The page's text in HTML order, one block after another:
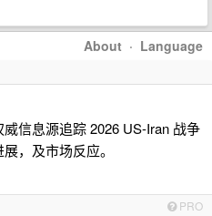
About · Language
威信息源追踪 2026 US-Iran 战争
，及市场反应。
PRO